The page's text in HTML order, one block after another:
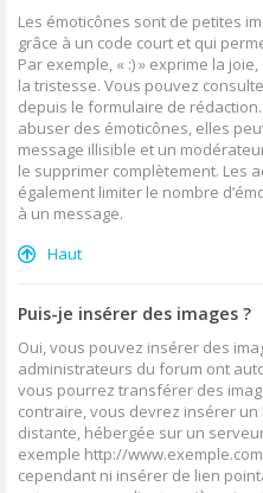
Les émoticônes sont de petites
grâce à un code court et qui
Par exemple, « :) » exprime la
la tristesse. Vous pouvez
depuis le formulaire de
abuser des émoticônes, elles
message illisible et un
le supprimer complètement. Les
également limiter le nombre
à un message.
Haut
Puis-je insérer des images ?
Oui, vous pouvez insérer des
administrateurs du forum ont
vous pourrez transférer des
contraire, vous devrez insérer
distante, hébergée sur un
exemple http://
cependant ni insérer de lien